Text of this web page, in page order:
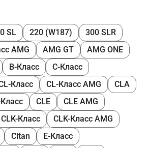
SL 220 (W187)
300 SLR
AMG AMG GT
AMG ONE
B-Класс
C-Класс
Класс CL-Класс AMG
CLA
CLE
CLE AMG
CLK-Класс
CLK-Класс AMG
Citan
E-Класс